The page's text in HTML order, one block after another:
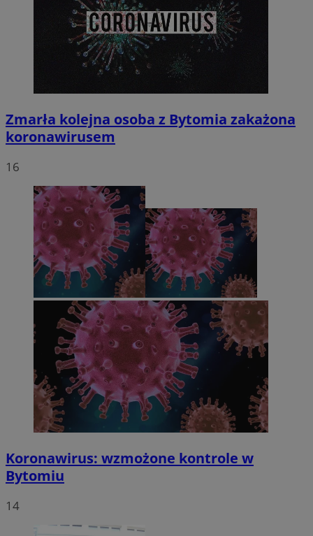
Zmarła kolejna osoba z Bytomia zakażona
koronawirusem
16
Koronawirus: wzmożone kontrole w
Bytomiu
14